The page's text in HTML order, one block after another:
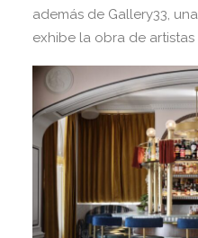
además de Gallery33,
exhibe la obra de artistas